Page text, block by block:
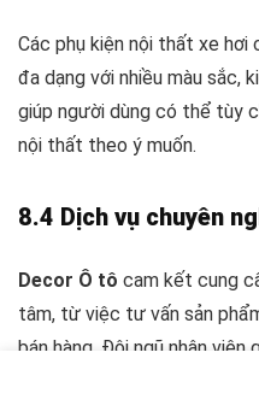
Các phụ kiện nội thất xe
đa dạng với nhiều màu sắc,
giúp người dùng có thể tùy
nội thất theo ý muốn.
8.4 Dịch vụ chuyên
Decor Ô tô cam kết cung
tâm, từ việc tư vấn sản
bán hàng. Đội ngũ nhân viên